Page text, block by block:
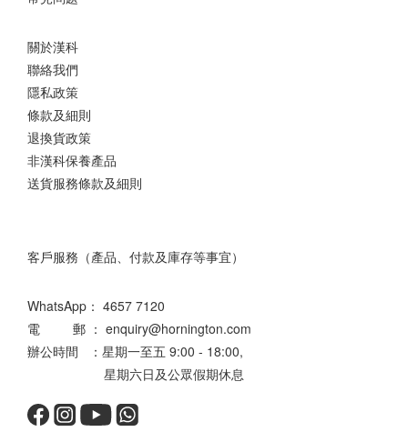
關於漢科
聯絡我們
隱私政策
條款及細則
退換貨政策
非漢科保養產品
送貨服務條款及細則
客戶服務（產品、付款及庫存等事宜）
WhatsApp： 4657 7120
電 郵 ： enquiry@hornington.com
辦公時間 ：星期一至五 9:00 - 18:00,
星期六日及公眾假期休息